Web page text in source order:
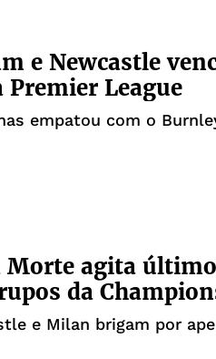
e Newcastle
Premier League
empatou com o
Morte agita
da
e Milan brigam por